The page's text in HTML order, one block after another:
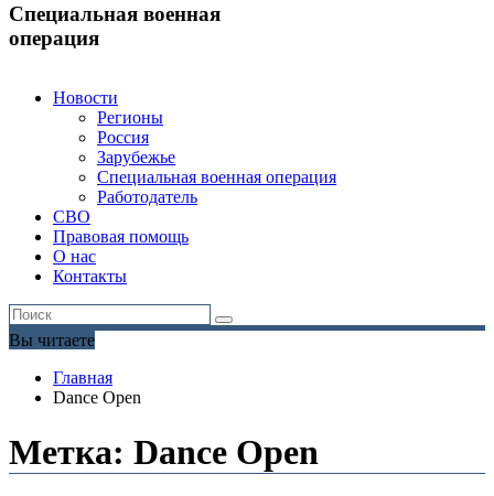
Специальная военная
операция
Новости
Регионы
Россия
Зарубежье
Специальная военная операция
Работодатель
СВО
Правовая помощь
О нас
Контакты
Вы читаете
Главная
Dance Open
Метка: Dance Open